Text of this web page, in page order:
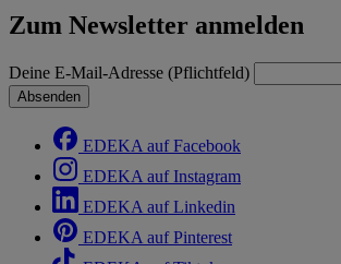
Zum Newsletter anmelden
Deine E-Mail-Adresse (Pflichtfeld)
Absenden
EDEKA auf Facebook
EDEKA auf Instagram
EDEKA auf Linkedin
EDEKA auf Pinterest